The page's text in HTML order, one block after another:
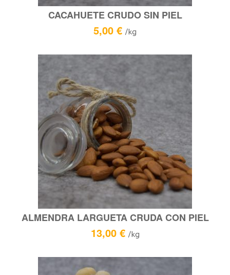
CACAHUETE CRUDO SIN PIEL
5,00 € /kg
ALMENDRA LARGUETA CRUDA CON PIEL
13,00 €/kg